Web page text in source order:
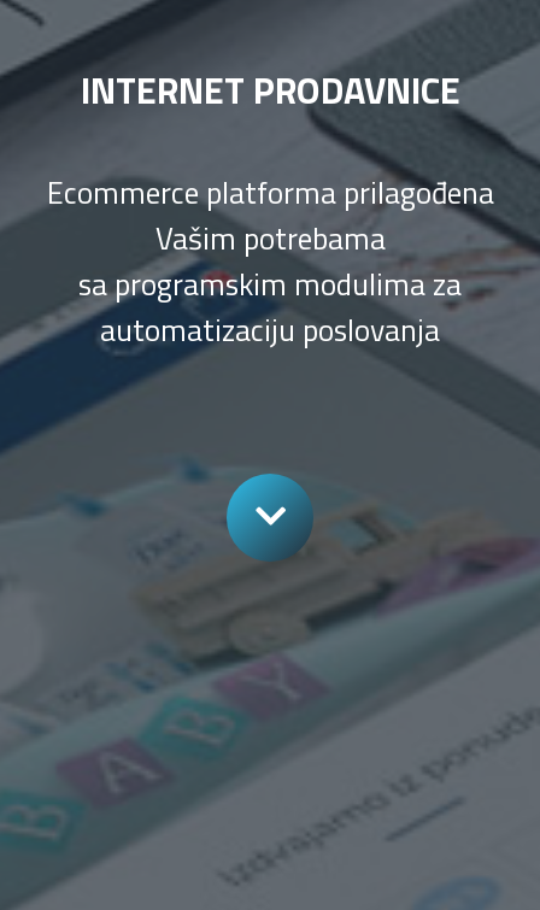
INTERNET PRODAVNICE
Ecommerce platforma prilagođena
Vašim potrebama
sa programskim modulima za
automatizaciju poslovanja